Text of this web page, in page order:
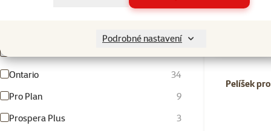
Podrobné nastavení
50
Ontario
34
Pro Plan
9
Prospera Plus
3
Pelíšek